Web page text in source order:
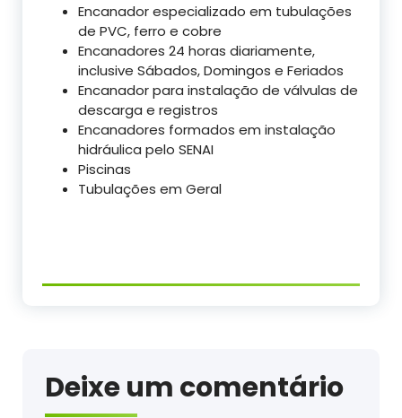
Encanador especializado em tubulações
de PVC, ferro e cobre
Encanadores 24 horas diariamente,
inclusive Sábados, Domingos e Feriados
Encanador para instalação de válvulas de
descarga e registros
Encanadores formados em instalação
hidráulica pelo SENAI
Piscinas
Tubulações em Geral
Deixe um comentário